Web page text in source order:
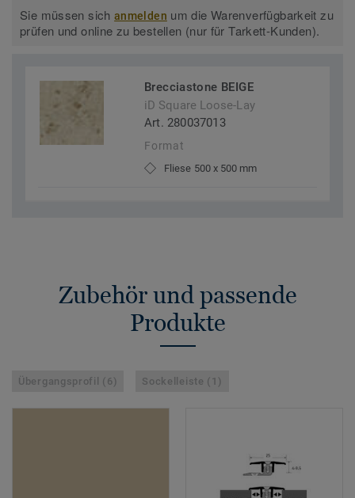
Sie müssen sichanmelden um die Warenverfügbarkeit zu
prüfen und online zu bestellen (nur für Tarkett-Kunden).
Brecciastone BEIGE
iD Square Loose-Lay
Art. 280037013
Format
Fliese 500 x 500 mm
Zubehör und passende
Produkte
Übergangsprofil (6) Sockelleiste (1)